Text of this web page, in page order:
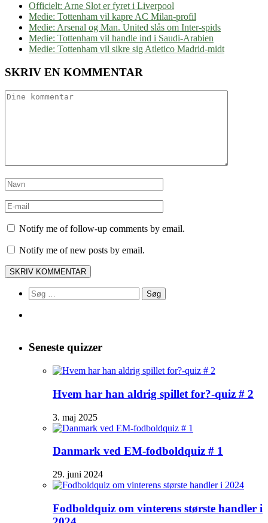
Officielt: Arne Slot er fyret i Liverpool
Medie: Tottenham vil kapre AC Milan-profil
Medie: Arsenal og Man. United slås om Inter-spids
Medie: Tottenham vil handle ind i Saudi-Arabien
Medie: Tottenham vil sikre sig Atletico Madrid-midt
SKRIV EN KOMMENTAR
Notify me of follow-up comments by email.
Notify me of new posts by email.
Søg
efter:
Seneste quizzer
Hvem har han aldrig spillet for?-quiz # 2
3. maj 2025
Danmark ved EM-fodboldquiz # 1
29. juni 2024
Fodboldquiz om vinterens største handler i